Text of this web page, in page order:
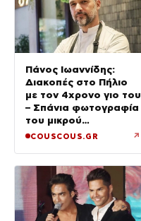
Πάνος Ιωαννίδης:
Διακοπές στο Πήλιο
με τον 4χρονο γιο του
– Σπάνια φωτογραφία
του μικρού
Κωνσταντίνου
COUSCOUS.GR ↗